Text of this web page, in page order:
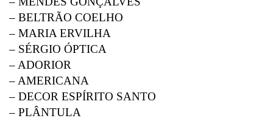
– BELTRÃO COELHO
– MARIA ERVILHA
– SÉRGIO ÓPTICA
– ADORIOR
– AMERICANA
– DECOR ESPÍRITO SANTO
– PLÂNTULA